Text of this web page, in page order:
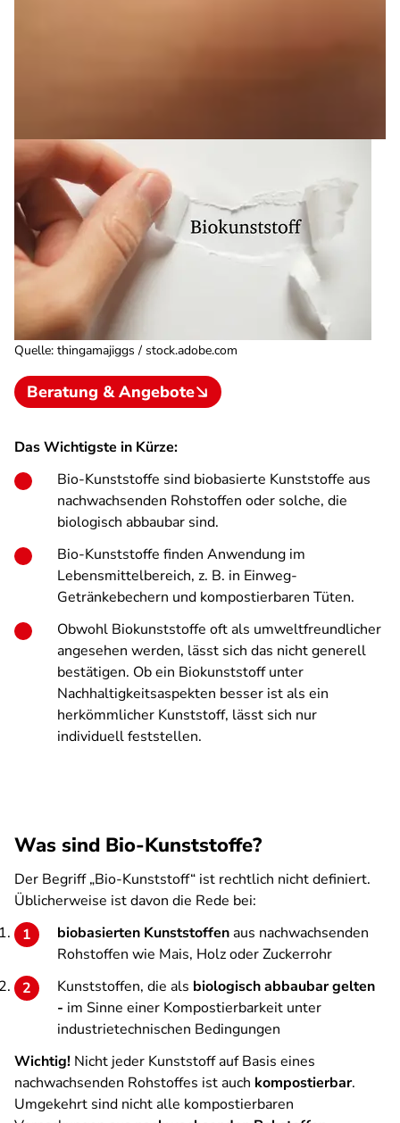
Quelle: thingamajiggs / stock.adobe.com
Beratung & Angebote
Das Wichtigste in Kürze:
Bio-Kunststoffe sind biobasierte Kunststoffe aus
nachwachsenden Rohstoffen oder solche, die
biologisch abbaubar sind.
Bio-Kunststoffe finden Anwendung im
Lebensmittelbereich, z. B. in Einweg-
Getränkebechern und kompostierbaren Tüten.
Obwohl Biokunststoffe oft als umweltfreundlicher
angesehen werden, lässt sich das nicht generell
bestätigen. Ob ein Biokunststoff unter
Nachhaltigkeitsaspekten besser ist als ein
herkömmlicher Kunststoff, lässt sich nur
individuell feststellen.
Was sind Bio-Kunststoffe?
Der Begriff „Bio-Kunststoff“ ist rechtlich nicht definiert.
Üblicherweise ist davon die Rede bei:
biobasierten Kunststoffenaus nachwachsenden
Rohstoffen wie Mais, Holz oder Zuckerrohr
Kunststoffen, die als biologisch abbaubar gelten
- im Sinne einer Kompostierbarkeit unter
industrietechnischen Bedingungen
Wichtig! Nicht jeder Kunststoff auf Basis eines
nachwachsenden Rohstoffes ist auch kompostierbar.
Umgekehrt sind nicht alle kompostierbaren